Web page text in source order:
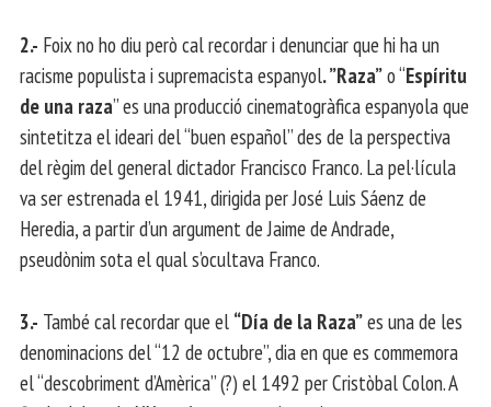
2.- Foix no ho diu però cal recordar i denunciar que hi ha un
racisme populista i supremacista espanyol. ”Raza”o “Espíritu
de una raza” es una producció cinematogràfica espanyola que
sintetitza el ideari del “buen español” des de la perspectiva
del règim del general dictador Francisco Franco. La pel·lícula
va ser estrenada el 1941, dirigida per José Luis Sáenz de
Heredia, a partir d’un argument de Jaime de Andrade,
pseudònim sota el qual s’ocultava Franco.
3.- També cal recordar que el “Día de la Raza”es una de les
denominacions del “12 de octubre”, dia en que es commemora
el “descobriment d’Amèrica” (?) el 1492 per Cristòbal Colon. A